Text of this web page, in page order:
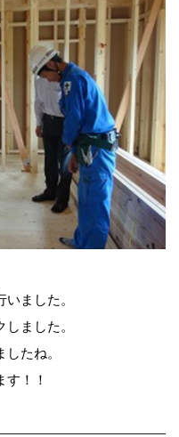
ました。
ました。
たね。
！！